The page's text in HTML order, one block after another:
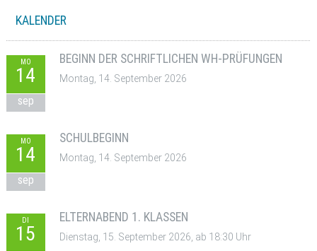
KALENDER
MO
14
sep
BEGINN DER SCHRIFTLICHEN WH-PRÜFUNGEN
Montag, 14. September 2026
MO
14
sep
SCHULBEGINN
Montag, 14. September 2026
DI
15
ELTERNABEND 1. KLASSEN
Dienstag, 15. September 2026, ab 18:30 Uhr